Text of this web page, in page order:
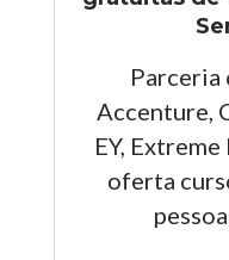
Parceria
Accenture,
EY,
oferta